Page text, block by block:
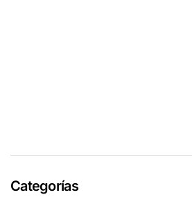
Categorías